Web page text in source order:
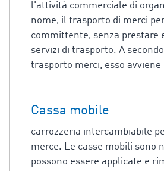
l'attività commerciale di
nome, il trasporto di merci
committente, senza prestare
servizi di trasporto. A
trasporto merci, esso avviene
Cassa mobile
carrozzeria intercambiabile
merce. Le casse mobili sono
possono essere applicate e